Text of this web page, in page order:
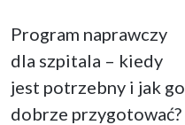
Program naprawczy
dla szpitala – kiedy
jest potrzebny i jak go
dobrze przygotować?